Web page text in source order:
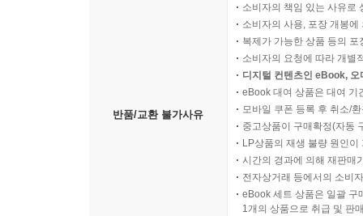
반품/교환 불가사유
소비자의 책임 있는 사유로
소비자의 사용, 포장 개봉
복제가 가능한 상품 등의
소비자의 요청에 따라 개별
디지털 컨텐츠인 eBook,
eBook 대여 상품은 대여 기
모바일 쿠폰 등록 후 취소/
중고상품이 구매확정(자동
LP상품의 재생 불량 원인
시간의 경과에 의해 재판매
전자상거래 등에서의 소비
eBook 세트 상품은 일괄 구
1개의 상품으로 취급 및 판